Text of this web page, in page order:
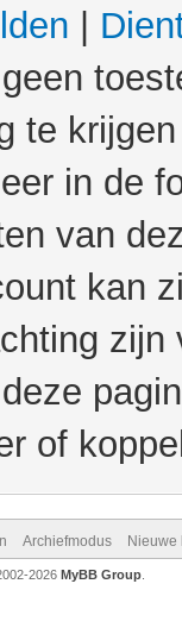
te
in de
van
kan
zijn
of
Archiefmodus Nieuwe
2026 MyBB Group